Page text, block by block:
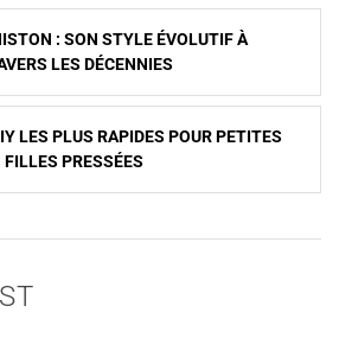
: SON STYLE ÉVOLUTIF À
LES DÉCENNIES
LES PLUS RAPIDES POUR PETITES
FILLES PRESSÉES